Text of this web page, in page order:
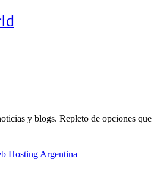
y blogs. Repleto de opciones que
Hosting Argentina